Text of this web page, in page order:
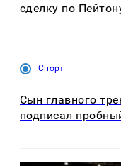
сделку по
Спорт
Сын главного
подписал